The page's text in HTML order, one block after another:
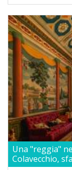
Una "reggia"
Colavecchio,